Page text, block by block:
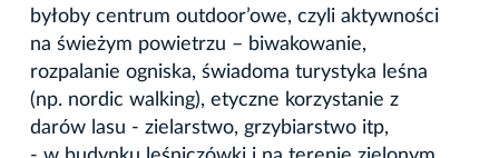
byłoby centrum outdoor’owe, czyli aktywności
na świeżym powietrzu – biwakowanie,
rozpalanie ogniska, świadoma turystyka leśna
(np. nordic walking), etyczne korzystanie z
darów lasu - zielarstwo, grzybiarstwo itp,